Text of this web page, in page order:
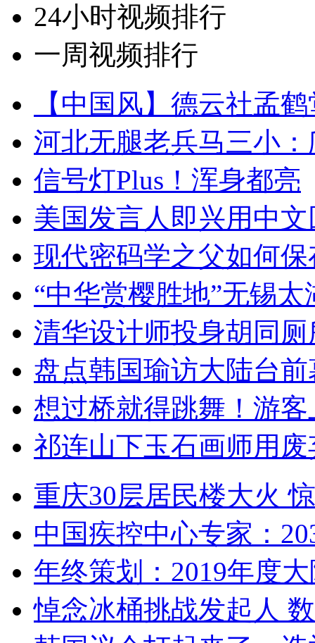
24小时视频排行
一周视频排行
【中国风】德云社孟
河北无腿老兵马三小
信号灯Plus！浑身都亮
美国发言人即兴用中
现代密码学之父如何
“中华赏樱胜地”无锡
清华设计师投身胡同
盘点韩国瑜访大陆台
想过桥就得跳舞！游客
祁连山下玉石画师用
重庆30层居民楼大火
中国疾控中心专家：
年终策划：2019年度
悼念冰桶挑战发起人